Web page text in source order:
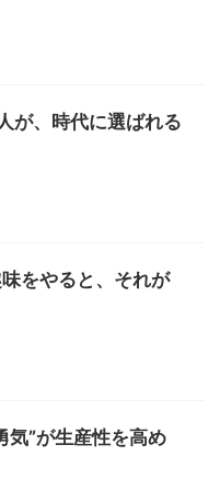
が、時代に選ばれる
をやると、それが
気”が生産性を高め